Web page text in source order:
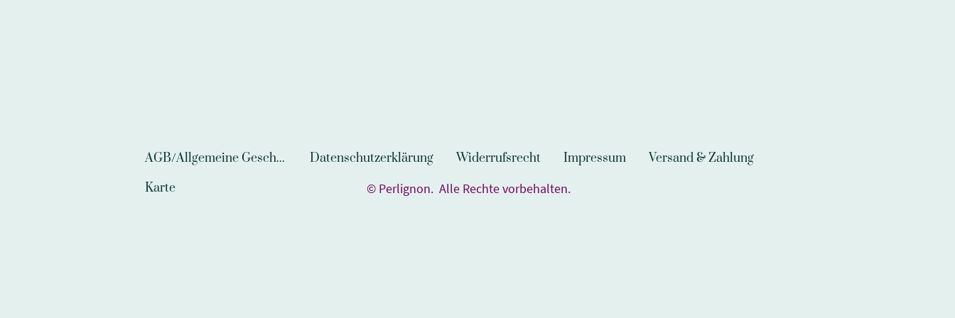
AGB/Allgemeine Geschäftsbedingungen Datenschutzerklärung Widerrufsrecht Impressum
Versand & Zahlung
Karte
© Perlignon. Alle Rechte vorbehalten.